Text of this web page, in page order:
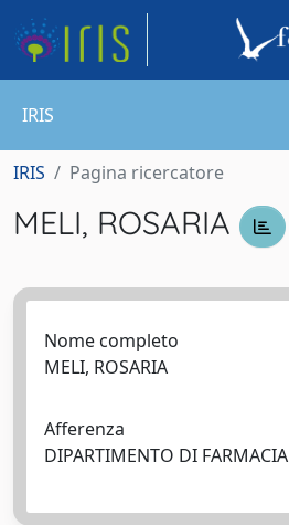
IRIS
IRIS Pagina ricercatore
MELI, ROSARIA
Nome completo
MELI, ROSARIA
Afferenza
DIPARTIMENTO DI FARMACIA